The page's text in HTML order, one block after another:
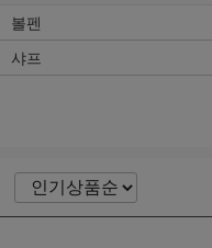
볼펜
샤프